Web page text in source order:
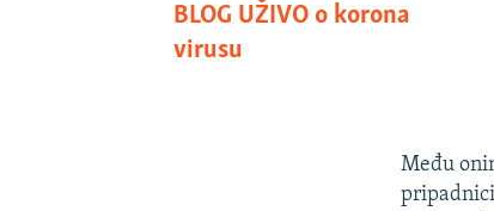
BLOG UŽIVO o korona
virusu
Među